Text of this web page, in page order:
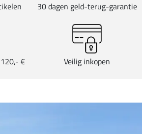
30 dagen geld-terug-garantie
€ Veilig inkopen